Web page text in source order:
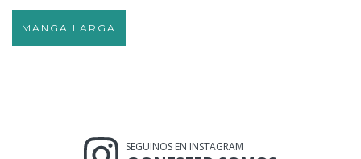
MANGA LARGA
SEGUINOS EN INSTAGRAM